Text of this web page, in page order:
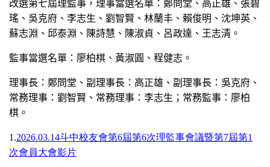
改選第七屆理監事，理事當選名單：鄭問堂、高正雄、張碧
瑤、吳克府、李志生、劉智賢、林蘭丰、賴俊明、沈坤英、
蘇志淵、邱泰淵、陳詩慧、陳淑貞、呂政達、王志清。
監事當選名單：廖柏棋、黃淑圓、程健志。
理事長：鄭問堂、副理事長：高正雄、副理事長：吳克府、
常務理事：劉智賢、常務理事：李志生；常務監事：廖柏
棋。
1.2026.03.14斗中校友會第6屆第6次理監事會議暨第7屆第1
次會員大會影片